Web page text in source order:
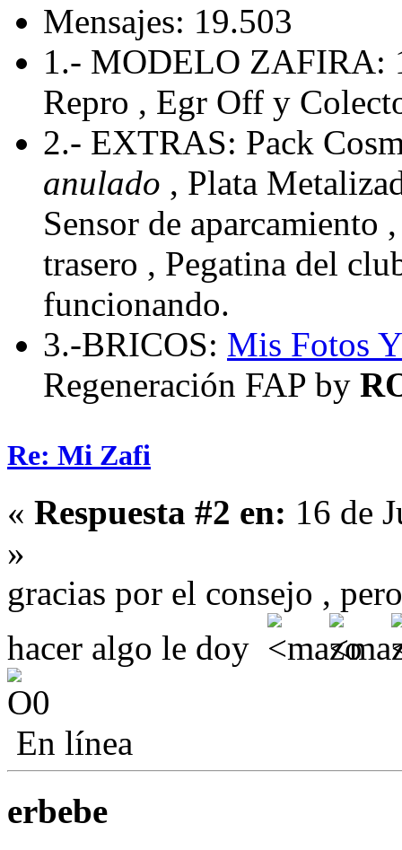
Mensajes: 19.503
1.- MODELO ZAFIRA:
Repro , Egr Off y
2.- EXTRAS: Pack
anulado , Plata
Sensor de
trasero , Pegatina del
funcionando.
3.-BRICOS: Mis Fotos
Regeneración FAP by
Re: Mi Zafi
« Respuesta #2 en: 16 de
»
gracias por el consejo ,
hacer algo le doy
En línea
erbebe